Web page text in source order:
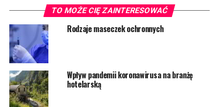
TO MOŻE CIĘ ZAINTERESOWAĆ
Rodzaje maseczek ochronnych
Wpływ pandemii koronawirusa na branżę
hotelarską